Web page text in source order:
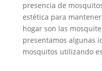
presencia de
estética para
hogar son las
presentamos algunas
mosquitos utilizando